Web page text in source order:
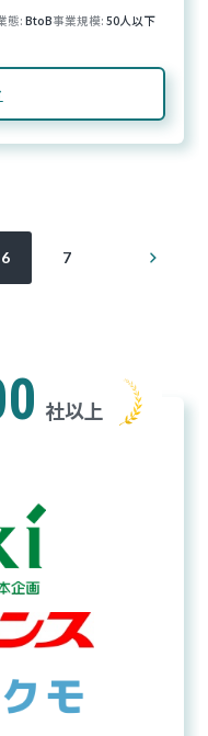
態 BtoB事業規模 50人以下
6 7
社以上